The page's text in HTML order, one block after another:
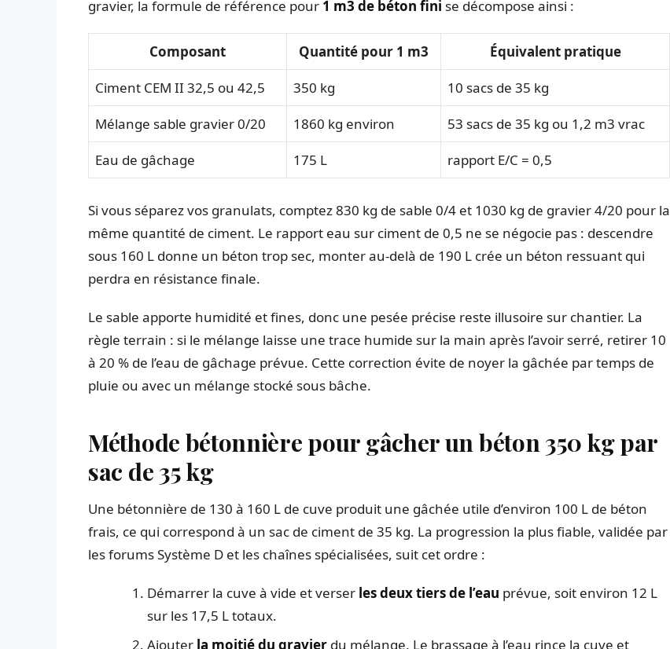
gravier, la formule de référence pour 1 m3 de béton fini se décompose ainsi :
Composant Quantité pour 1 m3
Équivalent pratique
Ciment CEM II 32,5 ou 42,5
350 kg
10 sacs de 35 kg
Mélange sable gravier 0/20
1860 kg environ
53 sacs de 35 kg ou 1,2 m3 vrac
Eau de gâchage
175 L rapport E/C = 0,5
Si vous séparez vos granulats, comptez 830 kg de sable 0/4 et 1030 kg de gravier 4/20 pour la
même quantité de ciment. Le rapport eau sur ciment de 0,5 ne se négocie pas : descendre
sous 160 L donne un béton trop sec, monter au-delà de 190 L crée un béton ressuant qui
perdra en résistance finale.
Le sable apporte humidité et fines, donc une pesée précise reste illusoire sur chantier. La
règle terrain : si le mélange laisse une trace humide sur la main après l’avoir serré, retirer 10
à 20 % de l’eau de gâchage prévue. Cette correction évite de noyer la gâchée par temps de
pluie ou avec un mélange stocké sous bâche.
Méthode bétonnière pour gâcher un béton 350 kg par
sac de 35 kg
Une bétonnière de 130 à 160 L de cuve produit une gâchée utile d’environ 100 L de béton
frais, ce qui correspond à un sac de ciment de 35 kg. La progression la plus fiable, validée par
les forums Système D et les chaînes spécialisées, suit cet ordre :
Démarrer la cuve à vide et verser les deux tiers de l’eau prévue, soit environ 12 L
sur les 17,5 L totaux.
Ajouter la moitié du gravier du mélange. Le brassage à l’eau rince la cuve et